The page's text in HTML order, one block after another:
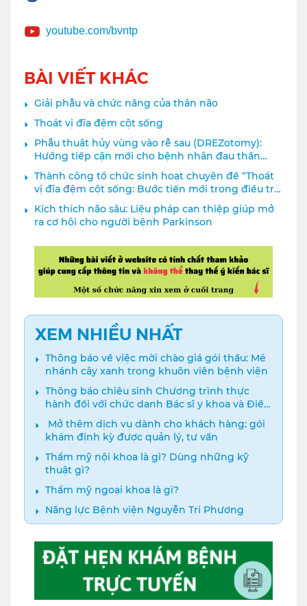
youtube.com/bvntp
BÀI VIẾT KHÁC
Giải phẫu và chức năng của thân não
Thoát vị đĩa đệm cột sống
Phẫu thuật hủy vùng vào rễ sau (DREZotomy):
Hướng tiếp cận mới cho bệnh nhân đau thần
kinh sau chấn thương đám rối cánh tay
Thành công tổ chức sinh hoạt chuyên đề “Thoát
vị đĩa đệm cột sống: Bước tiến mới trong điều trị
Kích thích não sâu: Liệu pháp can thiệp giúp mở
ra cơ hội cho người bệnh Parkinson
XEM NHIỀU NHẤT
Thông báo về việc mời chào giá gói thầu: Mé
nhánh cây xanh trong khuôn viên bệnh viện
Thông báo chiêu sinh Chương trình thực
hành đối với chức danh Bác sĩ y khoa và Điều
dưỡng năm 2024
️ Mở thêm dịch vụ dành cho khách hàng: gói
khám định kỳ được quản lý, tư vấn
Thẩm mỹ nội khoa là gì? Dùng những kỹ
thuật gì?
Thẩm mỹ ngoại khoa là gì?
Năng lực Bệnh viện Nguyễn Tri Phương